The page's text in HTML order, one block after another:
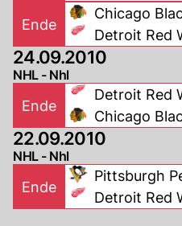
Ende
Chicago
Detroit Red
24.09.2010
NHL - Nhl
Ende
Detroit Red
Chicago
22.09.2010
NHL - Nhl
Ende
Pittsburgh
Detroit Red